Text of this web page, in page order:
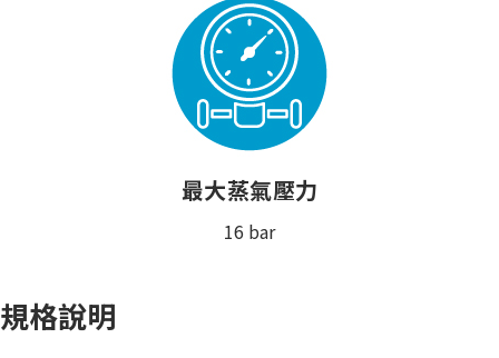
最大蒸氣壓力
16 bar
規格說明